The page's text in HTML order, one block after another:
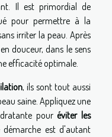
Il est primordial de
pour permettre à la
irriter la peau. Après
douceur, dans le sens
efficacité optimale.
, ils sont tout aussi
saine. Appliquez une
pouréviter les
est d'autant